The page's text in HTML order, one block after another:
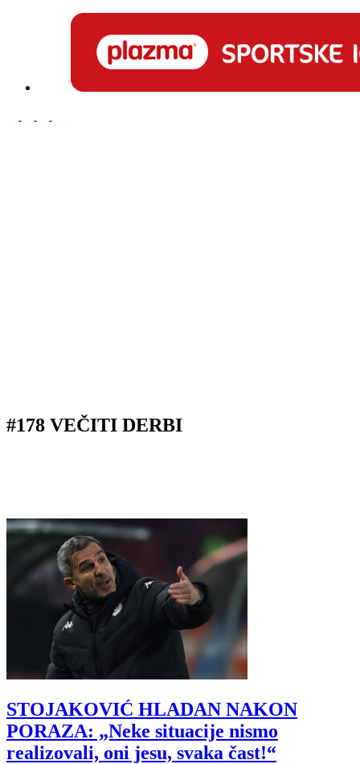
#178 VEČITI DERBI
STOJAKOVIĆ HLADAN NAKON
PORAZA: „Neke situacije nismo
realizovali, oni jesu, svaka čast!“